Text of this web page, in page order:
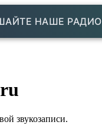
НАШЕ РАДИО
звукозаписи.